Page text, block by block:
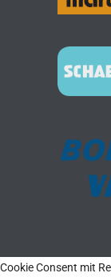
Cookie Consent mit